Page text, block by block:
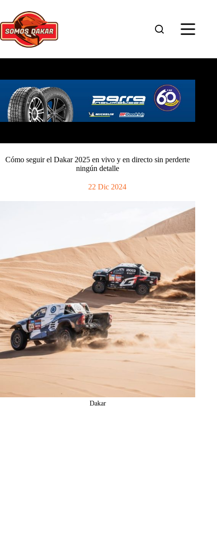
contenido
Cómo seguir el Dakar 2025 en vivo y en directo sin perderte
ningún detalle
22 Dic 2024
Dakar